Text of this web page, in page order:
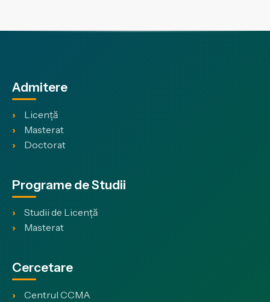
Admitere
Licență
Masterat
Doctorat
Programe de Studii
Studii de Licență
Masterat
Cercetare
Centrul CCMA